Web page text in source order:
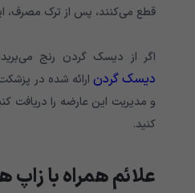
قطع می‌کنند، پس از ترک مصرف،
اگر از دیسک گردن رنج
دیسک گردن ارائه شده در
و مدیریت این عارضه را دریافت
کنید.
علائم همراه با